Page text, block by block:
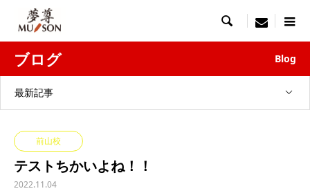
 menu
ブログ Blog
最新記事
前山校
テストちかいよね！！
2022.11.04